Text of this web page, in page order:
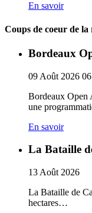
En savoir
Coups de coeur de la
Bordeaux
09 Août 2026 06
Bordeaux Open
une
En savoir
La Bataille
13 Août 2026
La Bataille de
hectares…